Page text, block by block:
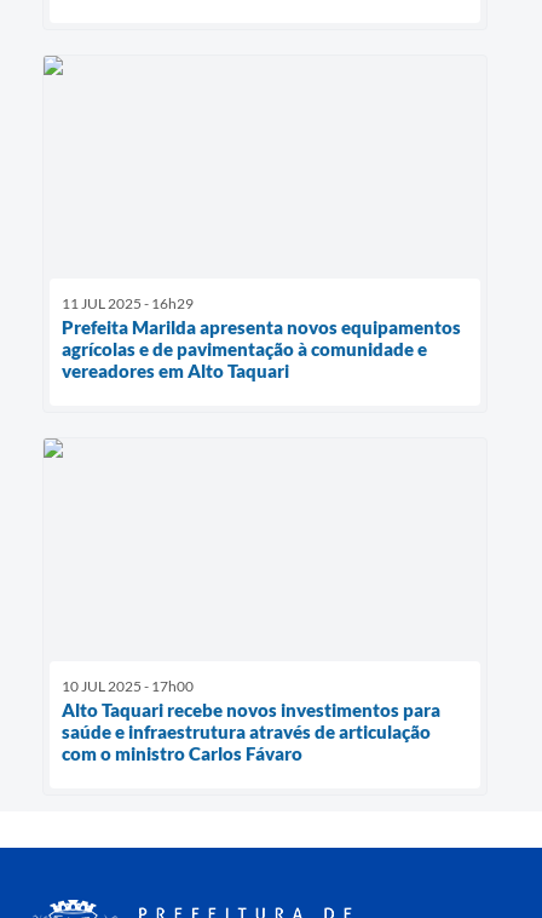
11 JUL 2025 - 16h29
Prefeita Marilda apresenta novos equipamentos
agrícolas e de pavimentação à comunidade e
vereadores em Alto Taquari
10 JUL 2025 - 17h00
Alto Taquari recebe novos investimentos para
saúde e infraestrutura através de articulação
com o ministro Carlos Fávaro